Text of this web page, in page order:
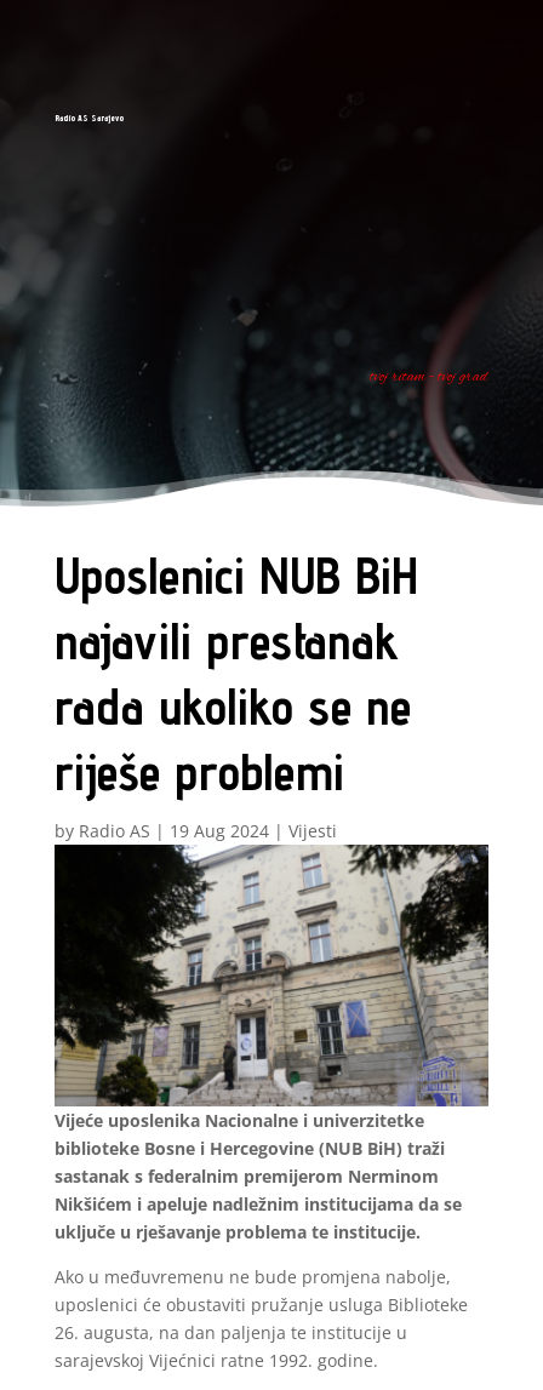
Radio AS Sarajevo
tvoj ritam - tvoj grad
Uposlenici NUB BiH
najavili prestanak
rada ukoliko se ne
riješe problemi
by Radio AS | 19 Aug 2024| Vijesti
Vijeće uposlenika Nacionalne i univerzitetke
biblioteke Bosne i Hercegovine (NUB BiH) traži
sastanak s federalnim premijerom Nerminom
Nikšićem i apeluje nadležnim institucijama da se
uključe u rješavanje problema te institucije.
Ako u međuvremenu ne bude promjena nabolje,
uposlenici će obustaviti pružanje usluga Biblioteke
26. augusta, na dan paljenja te institucije u
sarajevskoj Vijećnici ratne 1992. godine.